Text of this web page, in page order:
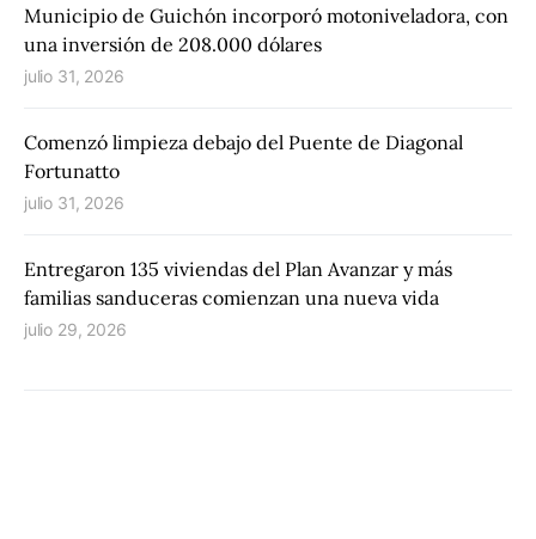
Municipio de Guichón incorporó motoniveladora, con
una inversión de 208.000 dólares
julio 31, 2026
Comenzó limpieza debajo del Puente de Diagonal
Fortunatto
julio 31, 2026
Entregaron 135 viviendas del Plan Avanzar y más
familias sanduceras comienzan una nueva vida
julio 29, 2026